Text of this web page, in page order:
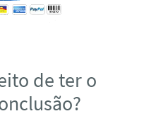
de ter o